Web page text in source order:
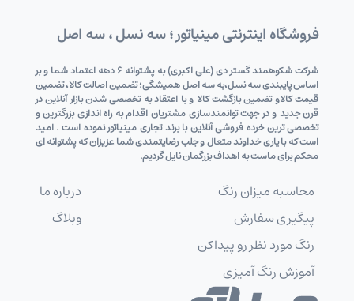
فروشگاه اینترنتی مینیاتور ؛ سه نسل ، سه اصل
شرکت شکوهمند گستر دی (علی اکبری) به پشتوانه 6 دهه اعتماد شما و بر
اساس پایبندی سه نسل،به سه اصل همیشگی؛ تضمین اصالت کالا، تضمین
قیمت کالاو تضمین بازگشت کالا و با اعتقاد به تخصصی شدن بازار آنلاین در
قرن جدید و در جهت توانمندسازی مشتریان اقدام به راه اندازی بزرگترین و
تخصصی ترین خرده فروشی آنلاین با برند تجاری مینیاتور نموده است . امید
است که با یاری خداوند متعال و جلب رضایتمندی شما عزیزان که پشتوانه ای
محکم برای ماست به اهداف بزرگمان نایل گردیم.
محاسبه میزان رنگ
پیگیری سفارش
رنگ مورد نظر رو پیداکن
آموزش رنگ آمیزی
درباره ما
وبلاگ